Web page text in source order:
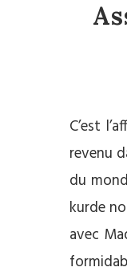
C’est
revenu
du
kurde
avec